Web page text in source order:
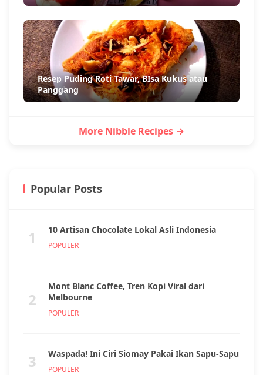
Resep Puding Roti Tawar, BIsa Kukus atau
Panggang
More Nibble Recipes →
Popular Posts
1 10 Artisan Chocolate Lokal Asli Indonesia
POPULER
2
Mont Blanc Coffee, Tren Kopi Viral dari
Melbourne
POPULER
3 Waspada! Ini Ciri Siomay Pakai Ikan Sapu-Sapu
POPULER